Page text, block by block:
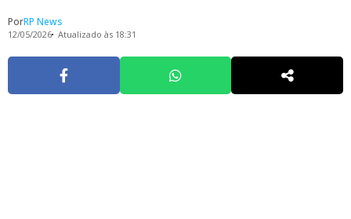
PorRP News
12/05/2026 Atualizado às 18:31